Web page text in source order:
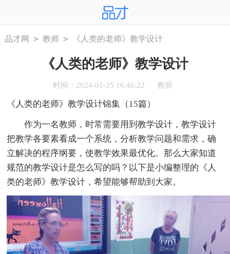
品才网 > 教师 > 《人类的老师》教学设计
《人类的老师》教学设计
时间：2024-01-25 16:46:22 教师
《人类的老师》教学设计锦集（15篇）
作为一名教师，时常需要用到教学设计，教学设计
把教学各要素看成一个系统，分析教学问题和需求，确
立解决的程序纲要，使教学效果最优化。那么大家知道
规范的教学设计是怎么写的吗？以下是小编整理的《人
类的老师》教学设计，希望能够帮助到大家。